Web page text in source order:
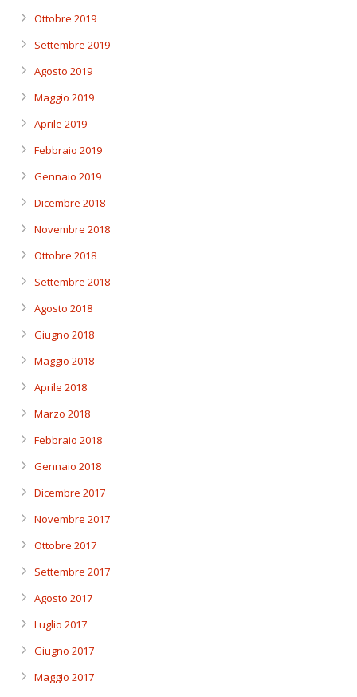
Ottobre 2019
Settembre 2019
Agosto 2019
Maggio 2019
Aprile 2019
Febbraio 2019
Gennaio 2019
Dicembre 2018
Novembre 2018
Ottobre 2018
Settembre 2018
Agosto 2018
Giugno 2018
Maggio 2018
Aprile 2018
Marzo 2018
Febbraio 2018
Gennaio 2018
Dicembre 2017
Novembre 2017
Ottobre 2017
Settembre 2017
Agosto 2017
Luglio 2017
Giugno 2017
Maggio 2017